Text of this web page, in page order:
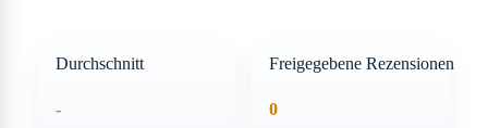
Durchschnitt
-
Freigegebene Rezensionen
0